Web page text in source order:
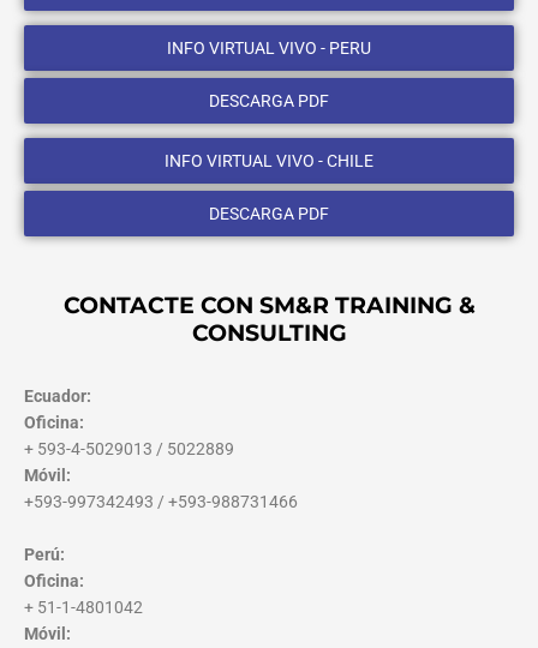
INFO VIRTUAL VIVO - PERU
DESCARGA PDF
INFO VIRTUAL VIVO - CHILE
DESCARGA PDF
CONTACTE CON SM&R TRAINING &
CONSULTING
Ecuador:
Oficina:
+ 593-4-5029013 / 5022889
Móvil:
+593-997342493 / +593-988731466
Perú:
Oficina:
+ 51-1-4801042
Móvil: